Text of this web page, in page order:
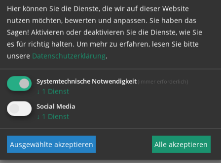
Bitte melden Sie sich mit Ihrem Benutzernamen
und Passwort an.
Benutzername
Passwort
Hier können Sie die Dienste, die wir auf dieser Website
nutzen möchten, bewerten und anpassen. Sie haben das
Sagen! Aktivieren oder deaktivieren Sie die Dienste, wie Sie
es für richtig halten. Um mehr zu erfahren, lesen Sie bitte
unsere Datenschutzerklärung.
Systemtechnische Notwendigkeit (immer erforderlich)
↓ 1 Dienst
Social Media
↓ 1 Dienst
Ausgewählte akzeptieren Alle akzeptieren